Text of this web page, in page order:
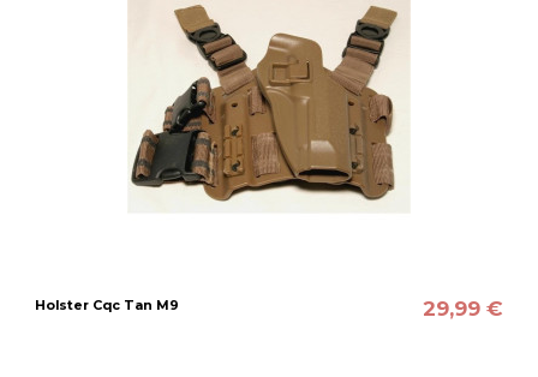
Holster Cqc Tan M9 29,99 €